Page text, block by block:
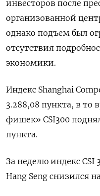
инвесторов после
организованной
однако подъем был
отсутствия
экономики.
Индекс Shanghai
3.288,08 пункта, в то
фишек» CSI300
пункта.
За неделю индекс CSI
Hang Seng снизился